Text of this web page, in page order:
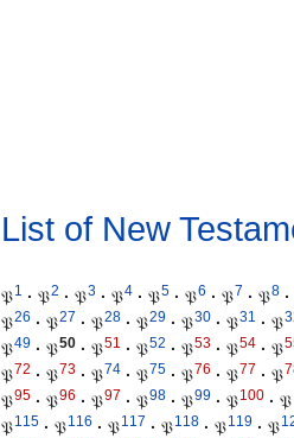
List of New
𝔓1 · 𝔓2 · 𝔓3 · 𝔓4 · 𝔓5 · 𝔓6 · 𝔓7 · 𝔓8 ·
𝔓26 · 𝔓27 · 𝔓28 · 𝔓29 · 𝔓30 · 𝔓31 · 𝔓
𝔓49 · 𝔓50 · 𝔓51 · 𝔓52 · 𝔓53 · 𝔓54 · 𝔓
𝔓72 · 𝔓73 · 𝔓74 · 𝔓75 · 𝔓76 · 𝔓77 · 𝔓
𝔓95 · 𝔓96 · 𝔓97 · 𝔓98 · 𝔓99 · 𝔓100 · 𝔓
𝔓115 · 𝔓116 · 𝔓117 · 𝔓118 · 𝔓119 · 𝔓